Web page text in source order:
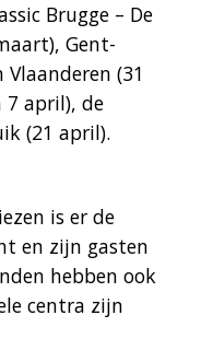
Brugge – De
Gent-
(31
7 april), de
(21 april).
is er de
en zijn gasten
hebben ook
centra zijn